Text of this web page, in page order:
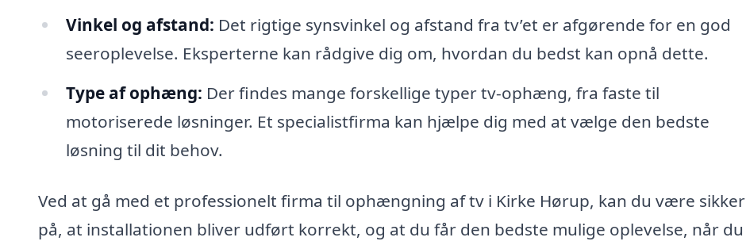
Vinkel og afstand: Det rigtige synsvinkel og afstand fra tv’et er afgørende for en god
seeroplevelse. Eksperterne kan rådgive dig om, hvordan du bedst kan opnå dette.
Type af ophæng: Der findes mange forskellige typer tv-ophæng, fra faste til
motoriserede løsninger. Et specialistfirma kan hjælpe dig med at vælge den bedste
løsning til dit behov.
Ved at gå med et professionelt firma til ophængning af tv i Kirke Hørup, kan du være sikker
på, at installationen bliver udført korrekt, og at du får den bedste mulige oplevelse, når du